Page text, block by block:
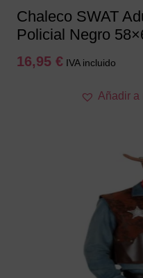
Chaleco SWAT
Policial Negro
16,95 € IVA incluido
Añadir a